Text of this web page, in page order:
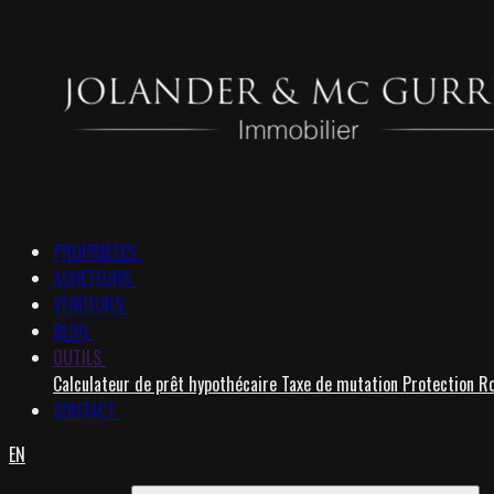
PROPRIETES
ACHETEURS
VENDEURS
BLOG
OUTILS
Calculateur de prêt hypothécaire Taxe de mutation Protection
CONTACT
EN